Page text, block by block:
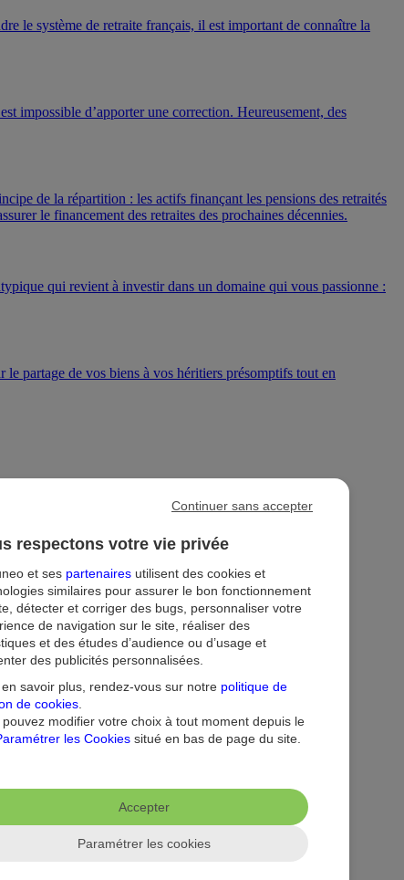
le système de retraite français, il est important de connaître la
impossible d’apporter une correction. Heureusement, des
de la répartition : les actifs finançant les pensions des retraités
le financement des retraites des prochaines décennies.
qui revient à investir dans un domaine qui vous passionne :
partage de vos biens à vos héritiers présomptifs tout en
Droit au compte et clients fragilesDispositif d'alerte
respectons votre vie privée
et ses partenaires utilisent des cookies et
similaires pour assurer le bon fonctionnement
détecter et corriger des bugs, personnaliser votre
de navigation sur le site, réaliser des
et des études d’audience ou d’usage et
des publicités personnalisées.
en savoir plus, rendez-vous sur notre politique de
de cookies
pouvez modifier votre choix à tout moment depuis le
les Cookies situé en bas de page du site.
Accepter
Continuer sans accepter
Paramétrer les cookies